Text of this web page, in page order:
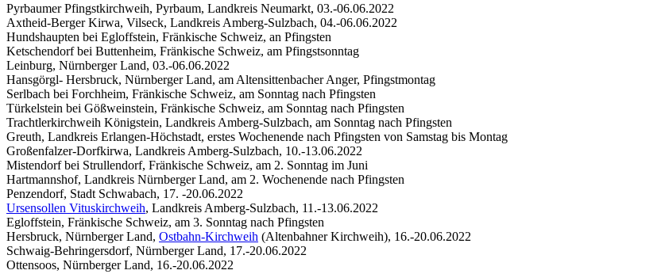
Pyrbaumer Pfingstkirchweih, Pyrbaum, Landkreis Neumarkt, 03.-06.06.2022
Axtheid-Berger Kirwa, Vilseck, Landkreis Amberg-Sulzbach, 04.-06.06.2022
Hundshaupten bei Egloffstein, Fränkische Schweiz, an Pfingsten
Ketschendorf bei Buttenheim, Fränkische Schweiz, am Pfingstsonntag
Leinburg, Nürnberger Land, 03.-06.06.2022
Hansgörgl- Hersbruck, Nürnberger Land, am Altensittenbacher Anger, Pfingstmontag
Serlbach bei Forchheim, Fränkische Schweiz, am Sonntag nach Pfingsten
Türkelstein bei Gößweinstein, Fränkische Schweiz, am Sonntag nach Pfingsten
Trachtlerkirchweih Königstein, Landkreis Amberg-Sulzbach, am Sonntag nach Pfingsten
Greuth, Landkreis Erlangen-Höchstadt, erstes Wochenende nach Pfingsten von Samstag bis Montag
Großenfalzer-Dorfkirwa, Landkreis Amberg-Sulzbach, 10.-13.06.2022
Mistendorf bei Strullendorf, Fränkische Schweiz, am 2. Sonntag im Juni
Hartmannshof, Landkreis Nürnberger Land, am 2. Wochenende nach Pfingsten
Penzendorf, Stadt Schwabach, 17. -20.06.2022
Ursensollen Vituskirchweih, Landkreis Amberg-Sulzbach, 11.-13.06.2022
Egloffstein, Fränkische Schweiz, am 3. Sonntag nach Pfingsten
Hersbruck, Nürnberger Land, Ostbahn-Kirchweih (Altenbahner Kirchweih), 16.-20.06.2022
Schwaig-Behringersdorf, Nürnberger Land, 17.-20.06.2022
Ottensoos, Nürnberger Land, 16.-20.06.2022